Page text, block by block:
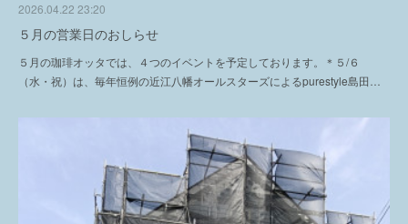
2026.04.22 23:20
５月の営業日のおしらせ
５月の珈琲オッタでは、４つのイベントを予定しております。＊５/６
（水・祝）は、毎年恒例の近江八幡オールスターズによるpurestyle島田…